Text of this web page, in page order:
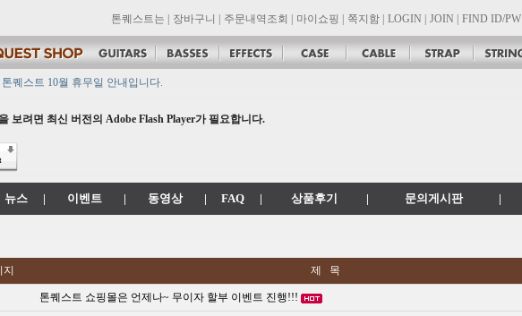
톤퀘스트는 장바구니 주문내역조회 마이쇼핑 쪽지함 LOGIN JOIN FIND ID/PW
톤퀘스트 10월 휴무일 안내입니다.
톤퀘스트쇼핑몰 리뉴얼 되었습니다. -> .com 에서 .co.kr 로 변경됩니다.
[대리점 모집] Gretsch, Jackson 대리점 모집!! 그레치기타, 잭슨기타 한국 총판 톤퀘스트!!
보려면 최신 버전의 Adobe Flash Player가 필요합니다.
뉴스 | 이벤트 | 동영상 | FAQ | 상품후기 | 문의게시판 |
제 목
톤퀘스트 쇼핑몰은 언제나~ 무이자 할부 이벤트 진행!!!